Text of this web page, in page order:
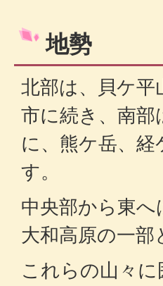
地勢
北部は、貝ケ平
市に続き、南
に、熊ケ岳、
す。
中央部から東
大和高原の一部
これらの山々